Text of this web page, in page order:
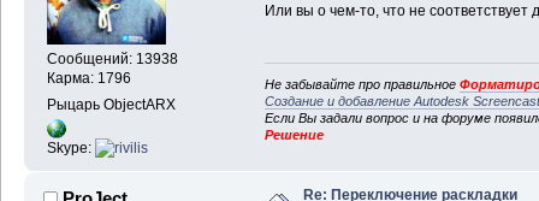
Сообщений: 13938
Карма: 1796
Рыцарь ObjectARX
Skype:
Или вы о чем-то, что не соответствует
Не забывайте про правильное
Создание и добавление Autodesk
Если Вы задали вопрос и на форуме
Решение
Re: Переключение раскладки